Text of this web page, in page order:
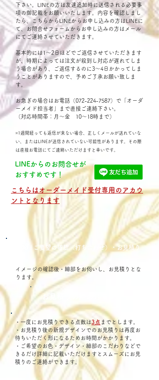
下さい。LINEの方は友達追加時に送信される必要事
項の御記載をお願いいたします。 内容を確認しまし
たら、こちらからLINEからお申し込みの方はLINEに
て、お問合せフォームからお申し込みの方はメール
にてご連絡させていただきます。
基本的には1～2日ほどでご返信させていただきます
が、時期によっては注文が殺到し対応が遅れてしま
う場合があり、ご返信するのに3～4日かかってしま
うことがありますので、予めご了承お願い致しま
す。
お急ぎの場合はお電話（072-224-7587）で「オーダ
ーメイド担当者」まで直接ご連絡下さい。
（対応時間帯：月〜金 10～18時まで）
※1週間経っても返信が来ない場合、正しくメールが送れていな
い、またはLINEが送信されていない可能性があります。その際
は直接お電話にてご連絡いただけますと幸いです。
LINEからのお問合せが
​おすすめです！
こちらはオーダーメイド受付専用のアカウ
ントとなります
: ご要望の確認（打ち合わせ）・お見積り
イメージの確認後・細部をお伺いし、お見積りとな
ります。
お見積りの際の注意点
・一度にお見積りできる点数は3点 までとします。
・お見積り後の新規デザインでのお見積りは再度お
待ちいただく形になるためお時間がかかります。
・ご希望のお色・デザイン・細部のこだわりなどで
きるだけ詳細に記載いただけますとスムーズにお見
積りのご連絡ができます。